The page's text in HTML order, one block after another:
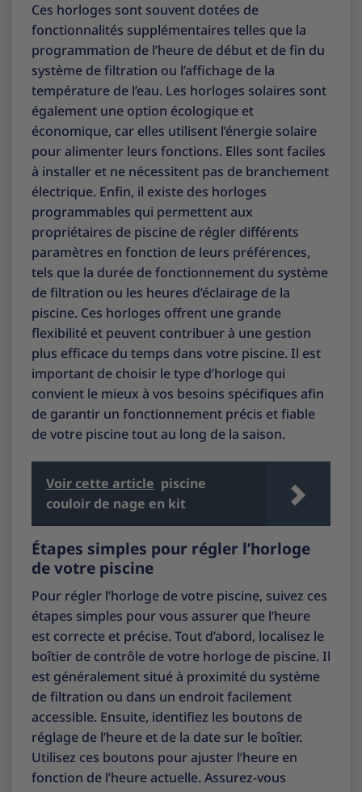
Ces horloges sont souvent dotées de
fonctionnalités supplémentaires telles que la
programmation de l’heure de début et de fin du
système de filtration ou l’affichage de la
température de l’eau. Les horloges solaires sont
également une option écologique et
économique, car elles utilisent l’énergie solaire
pour alimenter leurs fonctions. Elles sont faciles
à installer et ne nécessitent pas de branchement
électrique. Enfin, il existe des horloges
programmables qui permettent aux
propriétaires de piscine de régler différents
paramètres en fonction de leurs préférences,
tels que la durée de fonctionnement du système
de filtration ou les heures d’éclairage de la
piscine. Ces horloges offrent une grande
flexibilité et peuvent contribuer à une gestion
plus efficace du temps dans votre piscine. Il est
important de choisir le type d’horloge qui
convient le mieux à vos besoins spécifiques afin
de garantir un fonctionnement précis et fiable
de votre piscine tout au long de la saison.
Voir cette article piscine
couloir de nage en kit
Étapes simples pour régler l’horloge
de votre piscine
Pour régler l’horloge de votre piscine, suivez ces
étapes simples pour vous assurer que l’heure
est correcte et précise. Tout d’abord, localisez le
boîtier de contrôle de votre horloge de piscine. Il
est généralement situé à proximité du système
de filtration ou dans un endroit facilement
accessible. Ensuite, identifiez les boutons de
réglage de l’heure et de la date sur le boîtier.
Utilisez ces boutons pour ajuster l’heure en
fonction de l’heure actuelle. Assurez-vous